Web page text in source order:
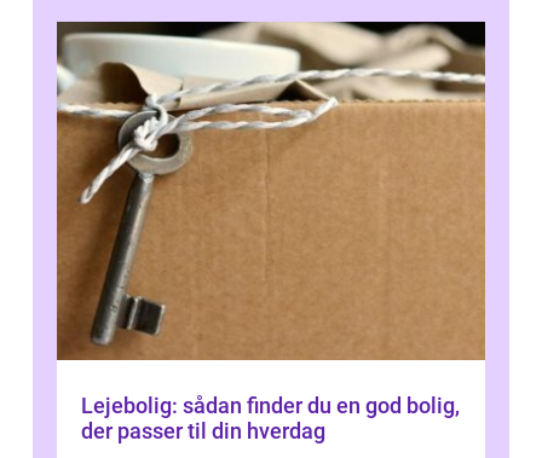
Lejebolig: sådan finder du en god bolig,
der passer til din hverdag